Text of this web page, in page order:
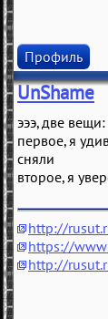
Профиль
UnShame
эээ, две вещи:
первое, я
сняли
второе, я
http://
https://
http://